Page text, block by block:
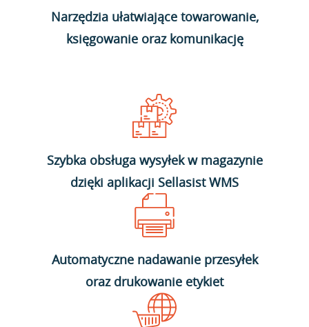
Narzędzia ułatwiające towarowanie,
księgowanie oraz komunikację
Szybka obsługa wysyłek w magazynie
dzięki aplikacji Sellasist WMS
Automatyczne nadawanie przesyłek
oraz drukowanie etykiet